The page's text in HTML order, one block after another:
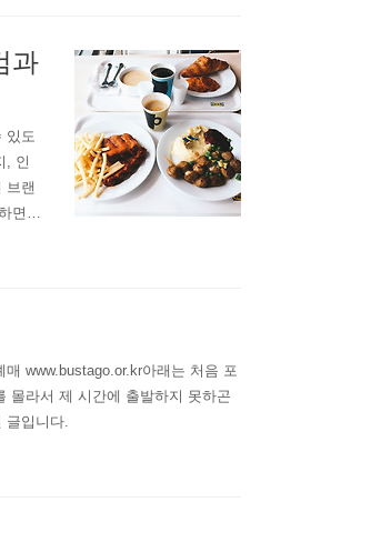
과
있도
, 인
브랜
면
표
www.bustago.or.kr아래는 처음 포
몰라서 제 시간에 출발하지 못하곤
글입니다.